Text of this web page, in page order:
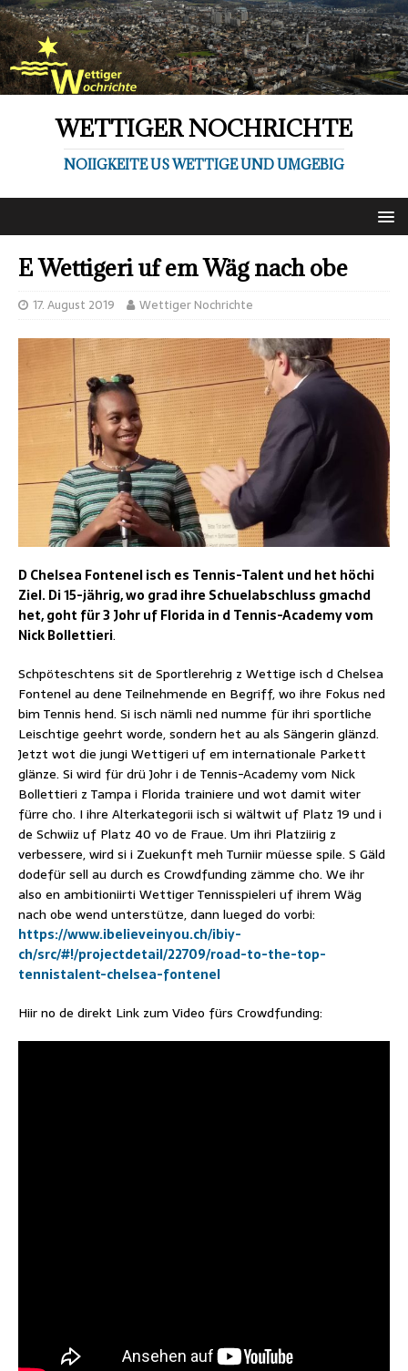
WETTIGER NOCHRICHTE
NOIIGKEITE US WETTIGE UND UMGEBIG
E Wettigeri uf em Wäg nach obe
17. August 2019 Wettiger Nochrichte
D Chelsea Fontenel isch es Tennis-Talent und het höchi
Ziel. Di 15-jährig, wo grad ihre Schuelabschluss gmachd
het, goht für 3 Johr uf Florida in d Tennis-Academy vom
Nick Bollettieri.
Schpöteschtens sit de Sportlerehrig z Wettige isch d Chelsea
Fontenel au dene Teilnehmende en Begriff, wo ihre Fokus ned
bim Tennis hend. Si isch nämli ned numme für ihri sportliche
Leischtige geehrt worde, sondern het au als Sängerin glänzd.
Jetzt wot die jungi Wettigeri uf em internationale Parkett
glänze. Si wird für drü Johr i de Tennis-Academy vom Nick
Bollettieri z Tampa i Florida trainiere und wot damit witer
fürre cho. I ihre Alterkategorii isch si wältwit uf Platz 19 und i
de Schwiiz uf Platz 40 vo de Fraue. Um ihri Platziirig z
verbessere, wird si i Zuekunft meh Turniir müesse spile. S Gäld
dodefür sell au durch es Crowdfunding zämme cho. We ihr
also en ambitioniirti Wettiger Tennisspieleri uf ihrem Wäg
nach obe wend unterstütze, dann lueged do vorbi:
https://www.ibelieveinyou.ch/ibiy-
ch/src/#!/projectdetail/22709/road-to-the-top-
tennistalent-chelsea-fontenel
Hiir no de direkt Link zum Video fürs Crowdfunding: